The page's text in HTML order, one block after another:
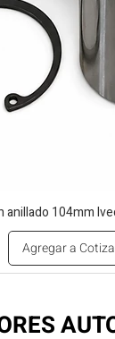
anillado 104mm
Agregar a